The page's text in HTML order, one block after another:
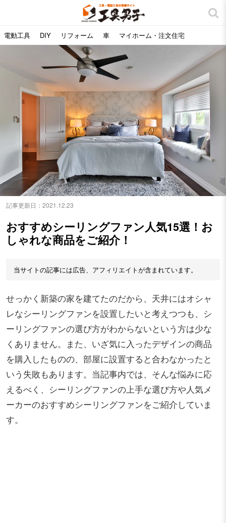
電動工具 DIY リフォーム 車 マイホーム・注文住宅
記事更新日： 2021.12.23
おすすめシーリングファン人気15選！お
しゃれな商品をご紹介！
当サイトの記事には広告、アフィリエイトが含まれています。
せっかく新築の家を建てたのだから、天井にはオシャ
レなシーリングファンを設置したいと考えつつも、シ
ーリングファンの選び方がわからないという方は少な
くありません。また、いざ気に入ったデザインの商品
を購入したものの、部屋に設置すると合わなかったと
いう失敗もあります。当記事内では、そんな悩みに応
えるべく、シーリングファンの上手な選び方や人気メ
ーカーのおすすめシーリングファンをご紹介していま
す。